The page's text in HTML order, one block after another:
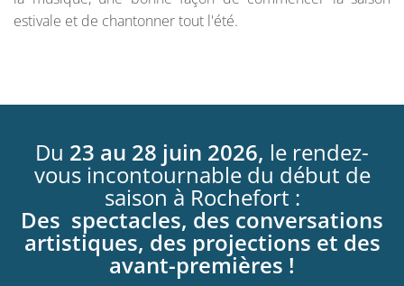
estivale et de chantonner tout l'été.
Du 23 au 28 juin 2026, le rendez-
vous incontournable du début de
saison à Rochefort :
Des spectacles, des conversations
artistiques, des projections et des
avant-premières !